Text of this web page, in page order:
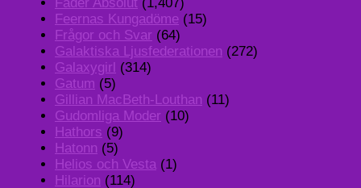
Feernas Kungadöme (15)
Frågor och Svar (64)
Galaktiska Ljusfederationen (272)
Galaxygirl (314)
Gatum (5)
Gillian MacBeth-Louthan (11)
Gudomliga Moder (10)
Hathors (9)
Hatonn (5)
Helios och Vesta (1)
Hilarion (114)